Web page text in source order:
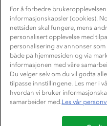
OM OSS
TIPS OG RÅD
Turmat oppskrifter
Beredskap
AKTIVITETER
Leirskole 🥾
Barnehageansatt
Tips til hyttetur
For å forbedre
informasjonskapsler (cookies).
nettsiden skal fungere, mens
personalisert opplevelse med
personalisering av annonser
både på hjemmesiden og via
informasjonen med våre
Du velger selv om du vil godta
tilpasse innstillingene. Les mer i
hvordan vi bruker
samarbeider med.Les vår